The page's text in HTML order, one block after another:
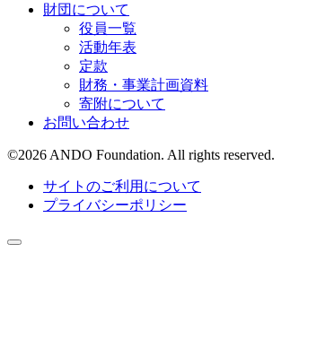
財団について
役員一覧
活動年表
定款
財務・事業計画資料
寄附について
お問い合わせ
©2026 ANDO Foundation. All rights reserved.
サイトのご利用について
プライバシーポリシー